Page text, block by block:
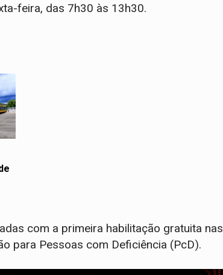
feira, das 7h30 às 13h30.
com a primeira habilitação gratuita nas
para Pessoas com Deficiência (PcD).